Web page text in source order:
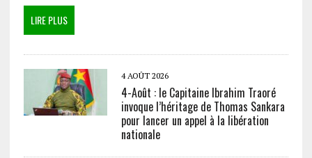
LIRE PLUS
4 AOÛT 2026
4-Août : le Capitaine Ibrahim Traoré
invoque l’héritage de Thomas Sankara
pour lancer un appel à la libération
nationale